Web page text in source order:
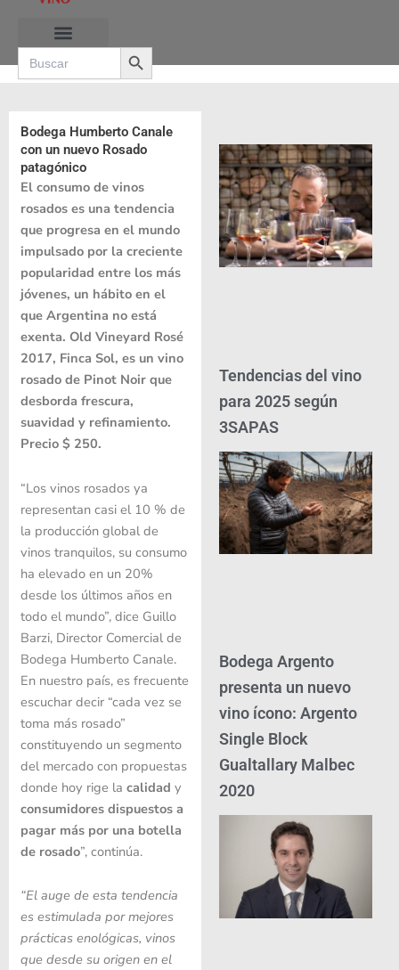
contenido
Search
for:
Search Button
Bodega Humberto Canale
con un nuevo Rosado
patagónico
El consumo de vinos
rosados es una tendencia
que progresa en el mundo
impulsado por la creciente
popularidad entre los más
jóvenes, un hábito en el
que Argentina no está
exenta. Old Vineyard Rosé
2017, Finca Sol, es un vino
rosado de Pinot Noir que
desborda frescura,
suavidad y refinamiento.
Precio $ 250.
“Los vinos rosados ya
representan casi el 10 % de
la producción global de
vinos tranquilos, su consumo
ha elevado en un 20%
desde los últimos años en
todo el mundo”, dice Guillo
Barzi, Director Comercial de
Bodega Humberto Canale.
En nuestro país, es frecuente
escuchar decir “cada vez se
toma más rosado”
constituyendo un segmento
del mercado con propuestas
donde hoy rige la calidad y
consumidores dispuestos a
pagar más por una botella
de rosado”, continúa.
“El auge de esta tendencia
es estimulada por mejores
prácticas enológicas, vinos
que desde su origen en el
Tendencias del vino
para 2025 según
3SAPAS
Bodega Argento
presenta un nuevo
vino ícono: Argento
Single Block
Gualtallary Malbec
2020